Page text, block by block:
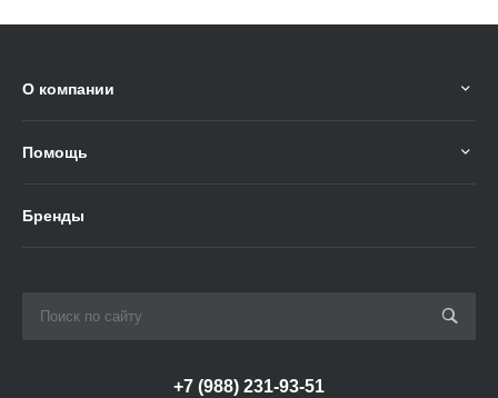
О компании
Помощь
Бренды
+7 (988) 231-93-51